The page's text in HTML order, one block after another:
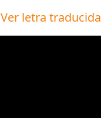
Ver letra traducida